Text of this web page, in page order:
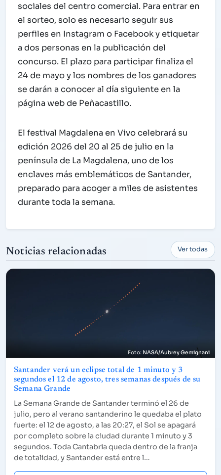
sociales del centro comercial. Para entrar en
el sorteo, solo es necesario seguir sus
perfiles en Instagram o Facebook y etiquetar
a dos personas en la publicación del
concurso. El plazo para participar finaliza el
24 de mayo y los nombres de los ganadores
se darán a conocer al día siguiente en la
página web de Peñacastillo.
El festival Magdalena en Vivo celebrará su
edición 2026 del 20 al 25 de julio en la
península de La Magdalena, uno de los
enclaves más emblemáticos de Santander,
preparado para acoger a miles de asistentes
durante toda la semana.
Noticias relacionadas Ver todas
NASA/Aubrey Gemignani
Santander verá un eclipse total de 1 minuto y 3
segundos el 12 de agosto, tres semanas después de su
Semana Grande
La Semana Grande de Santander terminó el 26 de
julio, pero al verano santanderino le quedaba el plato
fuerte: el 12 de agosto, a las 20:27, el Sol se apagará
por completo sobre la ciudad durante 1 minuto y 3
segundos. Toda Cantabria queda dentro de la franja
de totalidad, y Santander está entre l…